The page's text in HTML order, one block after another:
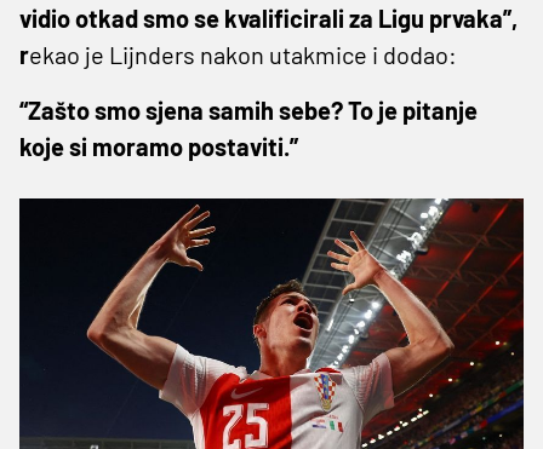
vidio otkad smo se kvalificirali za Ligu prvaka”,
rekao je Lijnders nakon utakmice i dodao:
“Zašto smo sjena samih sebe? To je pitanje
koje si moramo postaviti.”